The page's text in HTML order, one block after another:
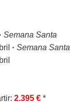
· Semana Santa
· Semana Santa
2.395 € *